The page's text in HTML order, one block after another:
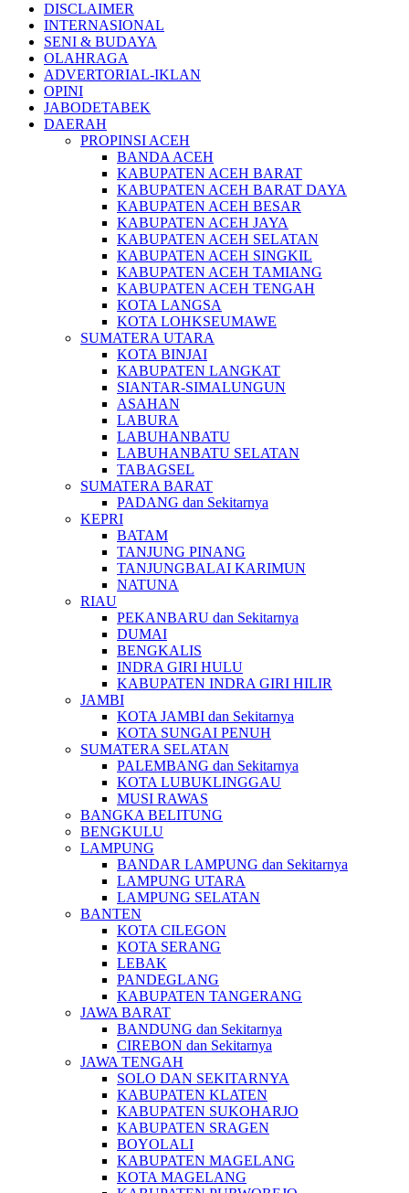
DISCLAIMER
INTERNASIONAL
SENI & BUDAYA
OLAHRAGA
ADVERTORIAL-IKLAN
OPINI
JABODETABEK
DAERAH
PROPINSI ACEH
BANDA ACEH
KABUPATEN ACEH BARAT
KABUPATEN ACEH BARAT DAYA
KABUPATEN ACEH BESAR
KABUPATEN ACEH JAYA
KABUPATEN ACEH SELATAN
KABUPATEN ACEH SINGKIL
KABUPATEN ACEH TAMIANG
KABUPATEN ACEH TENGAH
KOTA LANGSA
KOTA LOHKSEUMAWE
SUMATERA UTARA
KOTA BINJAI
KABUPATEN LANGKAT
SIANTAR-SIMALUNGUN
ASAHAN
LABURA
LABUHANBATU
LABUHANBATU SELATAN
TABAGSEL
SUMATERA BARAT
PADANG dan Sekitarnya
KEPRI
BATAM
TANJUNG PINANG
TANJUNGBALAI KARIMUN
NATUNA
RIAU
PEKANBARU dan Sekitarnya
DUMAI
BENGKALIS
INDRA GIRI HULU
KABUPATEN INDRA GIRI HILIR
JAMBI
KOTA JAMBI dan Sekitarnya
KOTA SUNGAI PENUH
SUMATERA SELATAN
PALEMBANG dan Sekitarnya
KOTA LUBUKLINGGAU
MUSI RAWAS
BANGKA BELITUNG
BENGKULU
LAMPUNG
BANDAR LAMPUNG dan Sekitarnya
LAMPUNG UTARA
LAMPUNG SELATAN
BANTEN
KOTA CILEGON
KOTA SERANG
LEBAK
PANDEGLANG
KABUPATEN TANGERANG
JAWA BARAT
BANDUNG dan Sekitarnya
CIREBON dan Sekitarnya
JAWA TENGAH
SOLO DAN SEKITARNYA
KABUPATEN KLATEN
KABUPATEN SUKOHARJO
KABUPATEN SRAGEN
BOYOLALI
KABUPATEN MAGELANG
KOTA MAGELANG